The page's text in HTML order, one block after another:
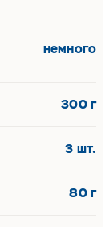
немного
300 г
3 шт.
80 г